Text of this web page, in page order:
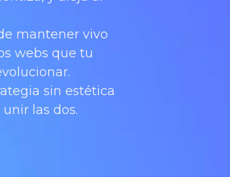
mantener vivo
webs que tu
sin estética
las dos.